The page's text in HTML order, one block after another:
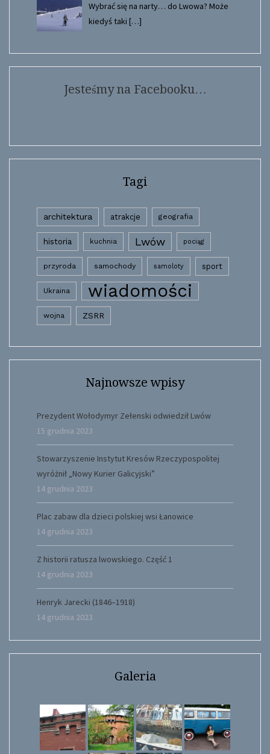
Wybrać się na narty… do Lwowa? Może
kiedyś taki […]
Jesteśmy na Facebooku…
Tagi
architektura atrakcje geografia
historia kuchnia Lwów pociąg
przyroda samochody samoloty sport
Ukraina wiadomości
wojna ZSRR
Najnowsze wpisy
Prezydent Wołodymyr Zełenski odwiedził Lwów
15 grudnia 2023
Stowarzyszenie Instytut Kresów Rzeczypospolitej
wyróżnił „Nowy Kurier Galicyjski”
14 grudnia 2023
Plac zabaw dla dzieci polskiej wsi Łanowice
14 grudnia 2023
Z historii ratusza lwowskiego. Część 1
14 grudnia 2023
Henryk Jarecki (1846–1918)
14 grudnia 2023
Galeria